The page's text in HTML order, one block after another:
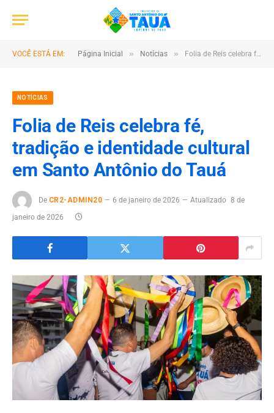
VOCÊ ESTÁ EM: Página Inicial » Notícias » Folia de Reis celebra fé, tradição e identidade cultural em Santo Antônio do Tauá
NOTÍCIAS
Folia de Reis celebra fé,
tradição e identidade cultural
em Santo Antônio do Tauá
De CR2-ADMIN20 6 de janeiro de 2026 Atualizado 8 de
janeiro de 2026